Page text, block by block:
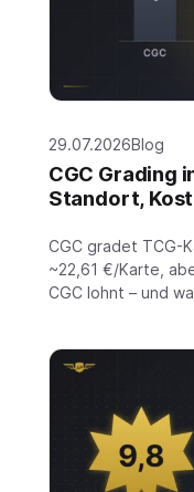
29.07.2026Blog
CGC Grading
Standort,
CGC gradet TCG-
~22,61 €/Karte,
CGC lohnt – und